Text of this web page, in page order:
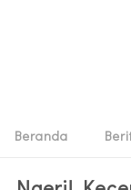
Beranda